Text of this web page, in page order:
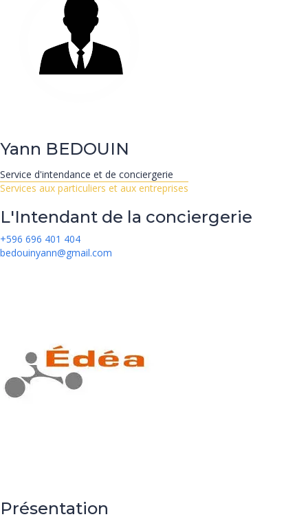
Yann BEDOUIN
Service d'intendance et de conciergerie
Services aux particuliers et aux entreprises
L'Intendant de la conciergerie
+596 696 401 404
bedouinyann@gmail.com
Présentation